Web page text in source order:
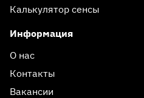
Калькулятор сенсы
Информация
О нас
Контакты
Вакансии